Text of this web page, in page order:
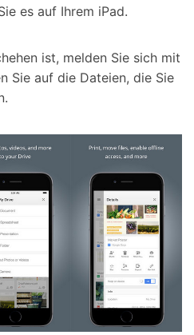
es auf Ihrem iPad.
ist, melden Sie sich mit
Sie auf die Dateien, die Sie